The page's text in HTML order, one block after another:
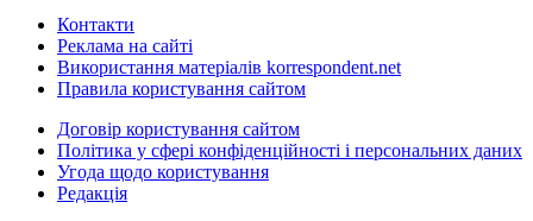
Контакти
Реклама на сайті
Використання матеріалів korrespondent.net
Правила користування сайтом
Договір користування сайтом
Політика у сфері конфіденційності і персональних даних
Угода щодо користування
Редакція